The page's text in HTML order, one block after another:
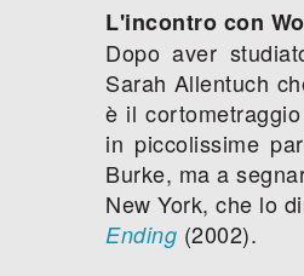
L'incontro con
Dopo aver
Sarah Allentuch
è il
in piccolissime
Burke, ma a
New York, che lo
Ending (2002).